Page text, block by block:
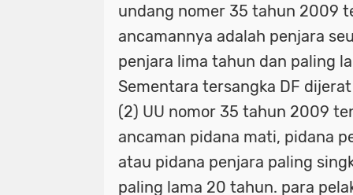
•Ilustrasi. Kompolnas meminta
•Pada pekan ini 1 Mobil Nyebur
129 PKL di Jembatan Suramadu
14 Masjid Megah di Indonesia
15 Tempat Wisata di Tuban Cocok
3 Organisasi Jurnalis Tolak Program
•guru besar padepokan laskar
•pada pekan ini 1 mobil nyebur
129 pkl di jembatan suramadu
14 masjid megah di indonesia
15 tempat wisata di tuban cocok
undang nomer 35 tahun 2009
ancamannya adalah penjara
penjara lima tahun dan paling
Sementara tersangka DF
(2) UU nomor 35 tahun 2009
ancaman pidana mati, pidana
atau pidana penjara paling
paling lama 20 tahun. para